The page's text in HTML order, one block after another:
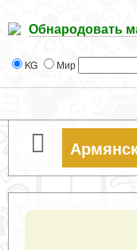
Обнародовать
KG Мир